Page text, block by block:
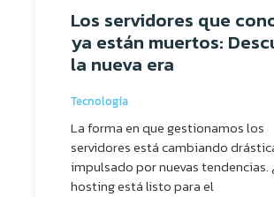
Los servidores que
ya están muertos:
la nueva era
Tecnología
La forma en que gestionamos los
servidores está cambiando
impulsado por nuevas tendencias.
hosting está listo para el